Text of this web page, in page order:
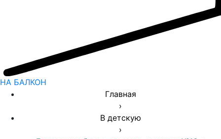
НА БАЛКОН
Главная
›
В детскую
›